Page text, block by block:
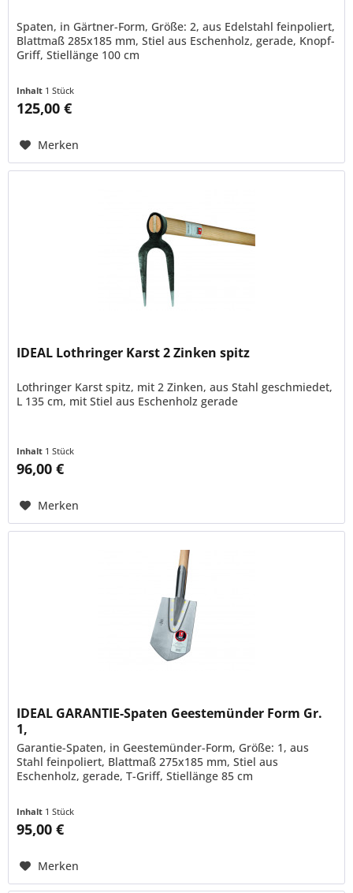
Spaten, in Gärtner-Form, Größe: 2, aus Edelstahl feinpoliert,
Blattmaß 285x185 mm, Stiel aus Eschenholz, gerade, Knopf-
Griff, Stiellänge 100 cm
Inhalt 1 Stück
125,00 €
Merken
IDEAL Lothringer Karst 2 Zinken spitz
Lothringer Karst spitz, mit 2 Zinken, aus Stahl geschmiedet,
L 135 cm, mit Stiel aus Eschenholz gerade
Inhalt 1 Stück
96,00 €
Merken
IDEAL GARANTIE-Spaten Geestemünder Form Gr.
1,
Garantie-Spaten, in Geestemünder-Form, Größe: 1, aus
Stahl feinpoliert, Blattmaß 275x185 mm, Stiel aus
Eschenholz, gerade, T-Griff, Stiellänge 85 cm
Inhalt 1 Stück
95,00 €
Merken